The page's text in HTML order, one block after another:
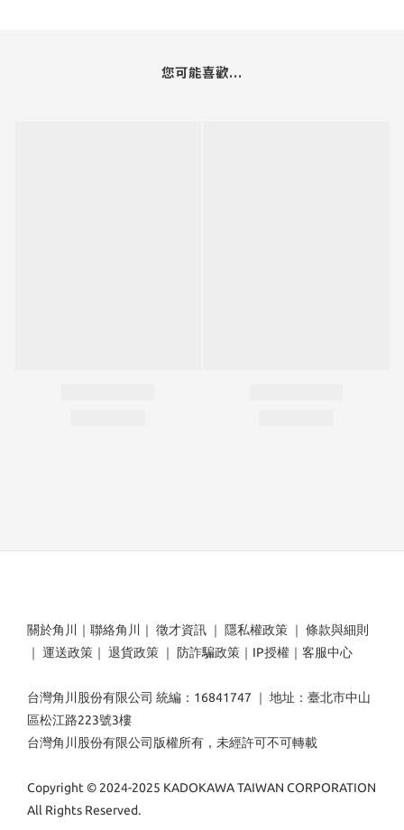
您可能喜歡...
關於角川 ｜ 聯絡角川 ｜ 徵才資訊 ｜ 隱私權政策 ｜ 條款與細則
｜ 運送政策 ｜ 退貨政策 ｜ 防詐騙政策 ｜ IP授權 ｜ 客服中心
台灣角川股份有限公司 統編：16841747 ｜ 地址：臺北市中山
區松江路223號3樓
台灣角川股份有限公司版權所有，未經許可不可轉載
Copyright © 2024-2025 KADOKAWA TAIWAN CORPORATION
All Rights Reserved.